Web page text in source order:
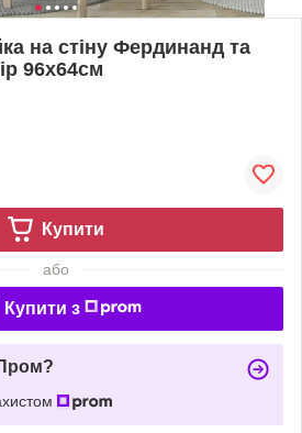
на стіну Фердинанд та
96х64см
Купити
або
Купити з